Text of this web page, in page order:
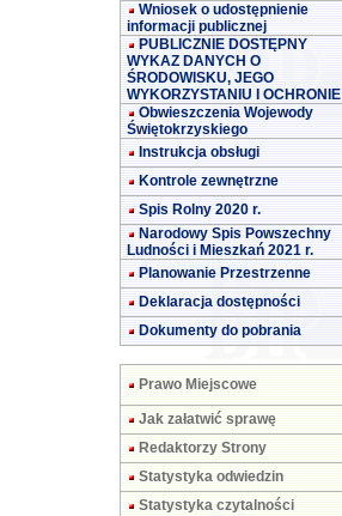
Wniosek o udostępnienie
informacji publicznej
PUBLICZNIE DOSTĘPNY
WYKAZ DANYCH O
ŚRODOWISKU, JEGO
WYKORZYSTANIU I OCHRONIE
Obwieszczenia Wojewody
Świętokrzyskiego
Instrukcja obsługi
Kontrole zewnętrzne
Spis Rolny 2020 r.
Narodowy Spis Powszechny
Ludności i Mieszkań 2021 r.
Planowanie Przestrzenne
Deklaracja dostępności
Dokumenty do pobrania
Prawo Miejscowe
Jak załatwić sprawę
Redaktorzy Strony
Statystyka odwiedzin
Statystyka czytalności